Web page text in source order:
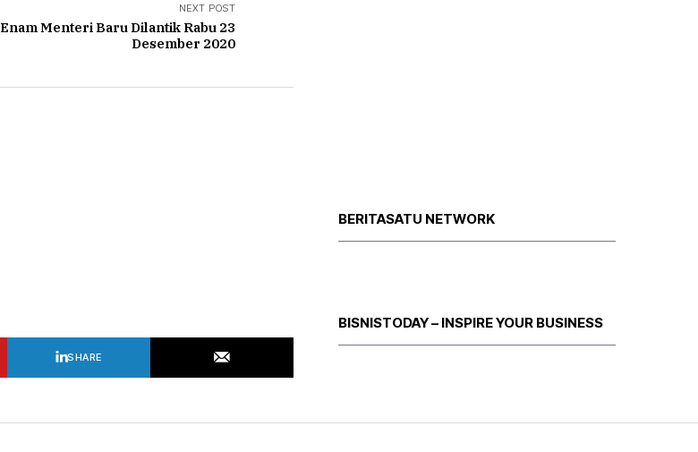
NEXT POST
Enam Menteri Baru Dilantik Rabu 23
Desember 2020
SHARE
BERITASATU NETWORK
BISNISTODAY – INSPIRE YOUR BUSINESS